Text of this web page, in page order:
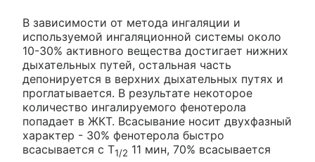
В зависимости от метода ингаляции и
используемой ингаляционной системы около
10-30% активного вещества достигает нижних
дыхательных путей, остальная часть
депонируется в верхних дыхательных путях и
проглатывается. В результате некоторое
количество ингалируемого фенотерола
попадает в ЖКТ. Всасывание носит двухфазный
характер - 30% фенотерола быстро
всасывается с Т1/2 11 мин, 70% всасывается